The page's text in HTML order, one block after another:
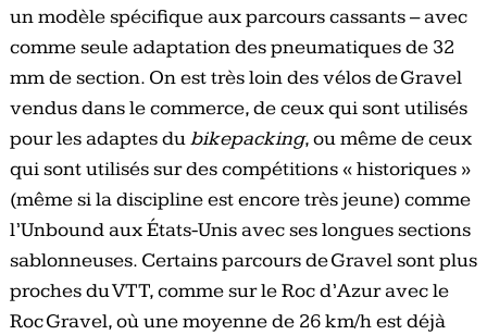
un modèle spécifique aux parcours cassants – avec
comme seule adaptation des pneumatiques de 32
mm de section. On est très loin des vélos de Gravel
vendus dans le commerce, de ceux qui sont utilisés
pour les adaptes dubikepacking, ou même de ceux
qui sont utilisés sur des compétitions « historiques »
(même si la discipline est encore très jeune) comme
l’Unbound aux États-Unis avec ses longues sections
sablonneuses. Certains parcours de Gravel sont plus
proches du VTT, comme sur le Roc d’Azur avec le
Roc Gravel, où une moyenne de 26 km/h est déjà